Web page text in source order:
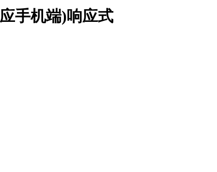
手机端)响应式